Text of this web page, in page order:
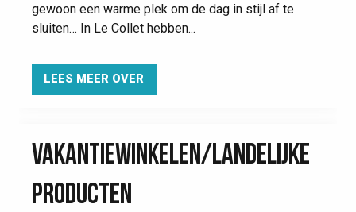
gewoon een warme plek om de dag in stijl af te
sluiten… In Le Collet hebben...
LEES MEER OVER
VAKANTIEWINKELEN/LANDELIJKE
PRODUCTEN